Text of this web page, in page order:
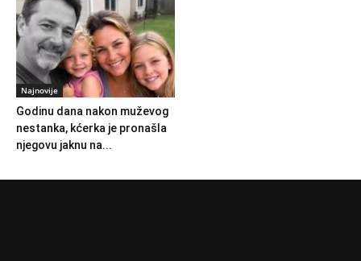
Najnovije
Godinu dana nakon muževog
nestanka, kćerka je pronašla
njegovu jaknu na...